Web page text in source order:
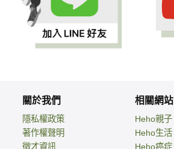
關於我們
隱私權政策
著作權聲明
徵才資訊
相關網站
Heho親子
Heho生活
Heho癌症